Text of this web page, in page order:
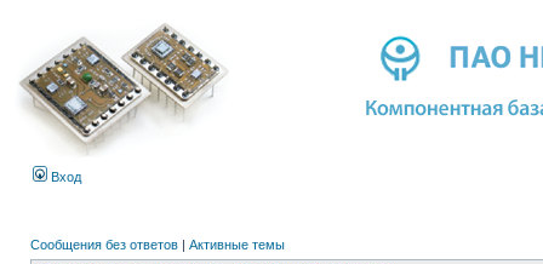
Вход
Сообщения без ответов | Активные темы